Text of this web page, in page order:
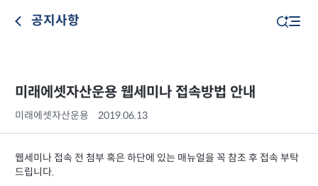
공지사항
미래에셋자산운용 웹세미나 접속방법 안내
미래에셋자산운용 2019.06.13
웹세미나 접속 전 첨부 혹은 하단에 있는 매뉴얼을 꼭 참조 후 접속 부탁
드립니다.